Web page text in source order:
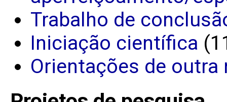
Trabalho de
Iniciação científica
Orientações de outra